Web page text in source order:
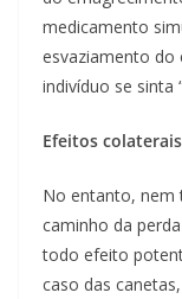
medicamento
esvaziamento
indivíduo se sinta
Efeitos
No entanto, nem
caminho da
todo efeito
caso das